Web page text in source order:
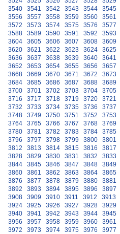
3540
3541 3542 3543 3544 3545
3556
3557 3558 3559 3560 3561
3572
3573 3574 3575 3576 3577
3588
3589 3590 3591 3592 3593
3604
3605 3606 3607 3608 3609
3620
3621 3622 3623 3624 3625
3636
3637 3638 3639 3640 3641
3652
3653 3654 3655 3656 3657
3668
3669 3670 3671 3672 3673
3684
3685 3686 3687 3688 3689
3700
3701 3702 3703 3704 3705
3716
3717 3718 3719 3720 3721
3732
3733 3734 3735 3736 3737
3748
3749 3750 3751 3752 3753
3764
3765 3766 3767 3768 3769
3780
3781 3782 3783 3784 3785
3796
3797 3798 3799 3800 3801
3812
3813 3814 3815 3816 3817
3828
3829 3830 3831 3832 3833
3844
3845 3846 3847 3848 3849
3860
3861 3862 3863 3864 3865
3876
3877 3878 3879 3880 3881
3892
3893 3894 3895 3896 3897
3908
3909 3910 3911 3912 3913
3924
3925 3926 3927 3928 3929
3940
3941 3942 3943 3944 3945
3956
3957 3958 3959 3960 3961
3972
3973 3974 3975 3976 3977